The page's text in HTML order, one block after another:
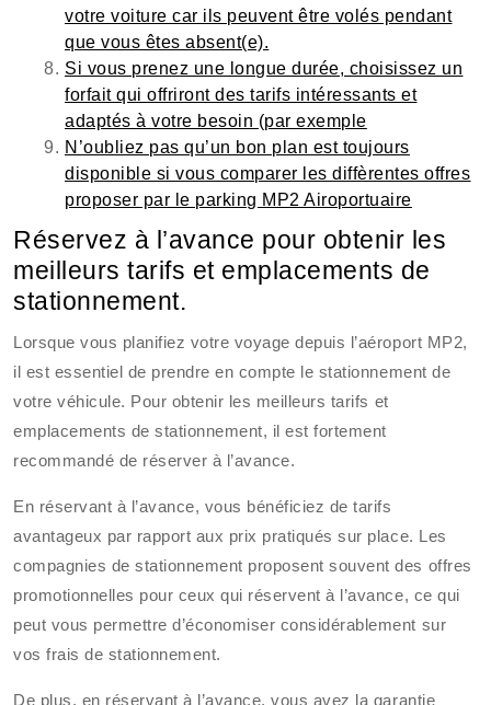
votre voiture car ils peuvent être volés pendant
que vous êtes absent(e).
Si vous prenez une longue durée, choisissez un
forfait qui offriront des tarifs intéressants et
adaptés à votre besoin (par exemple
N’oubliez pas qu’un bon plan est toujours
disponible si vous comparer les diffèrentes offres
proposer par le parking MP2 Airoportuaire
Réservez à l’avance pour obtenir les
meilleurs tarifs et emplacements de
stationnement.
Lorsque vous planifiez votre voyage depuis l’aéroport MP2,
il est essentiel de prendre en compte le stationnement de
votre véhicule. Pour obtenir les meilleurs tarifs et
emplacements de stationnement, il est fortement
recommandé de réserver à l’avance.
En réservant à l’avance, vous bénéficiez de tarifs
avantageux par rapport aux prix pratiqués sur place. Les
compagnies de stationnement proposent souvent des offres
promotionnelles pour ceux qui réservent à l’avance, ce qui
peut vous permettre d’économiser considérablement sur
vos frais de stationnement.
De plus, en réservant à l’avance, vous avez la garantie